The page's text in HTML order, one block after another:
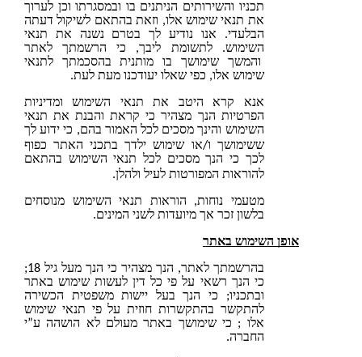
הניתנים בו ובמסגרתו וכן לערוך
את תנאי שימוש אלו, וזאת בהתאם לשיקול דעתה
הבלעדי. אנו נודיע לך בטרם נשנה את תנאי
השימוש. לתשומת ליבך, כי הרשמתך לאתר
והמשך שימושך בו מותנית בהסכמתך לתנאי
שימוש אלו, כפי שאלו יעודכנו מעת לעת.
אנא קרא היטב את תנאי השימוש ומדיניות
הפרטיות הנך מצהיר כי קראת והבנת את תנאי
השימוש והינך מסכים לכל האמור בהם, כי ידוע לך
ששימושך ו/או שימוש ילדךבתכני האתרכפוף
לכך כי הנך מסכים לכל תנאי השימוש בהתאם
להוראות המפורטותלעילולהלן.
מטעמי נוחות, הוראות תנאי השימוש מנוסחים
בלשון זכר אך מיועדות לשני המינים.
השימוש באתר
בהרשמתך לאתר, הנך מצהיר כי הנך מעל גיל 18;
כי הנך רשאי על פי כל דין לעשות שימוש באתר
ובתכניו; כי הנך בעל יישות משפטית הכשירה
להתקשר בהתקשרות חוזית על פי תנאי שימוש
אלו ; כי שימושך באתר מעולם לא הושהה ע”י